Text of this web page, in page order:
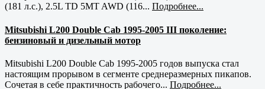
(181 л.с.), 2.5L TD 5MT AWD (116... Подробнее...
Mitsubishi L200 Double Cab 1995-2005 III поколение:
бензиновый и дизельный мотор
Mitsubishi L200 Double Cab 1995-2005 годов выпуска стал
настоящим прорывом в сегменте среднеразмерных пикапов.
Сочетая в себе практичность рабочего... Подробнее...